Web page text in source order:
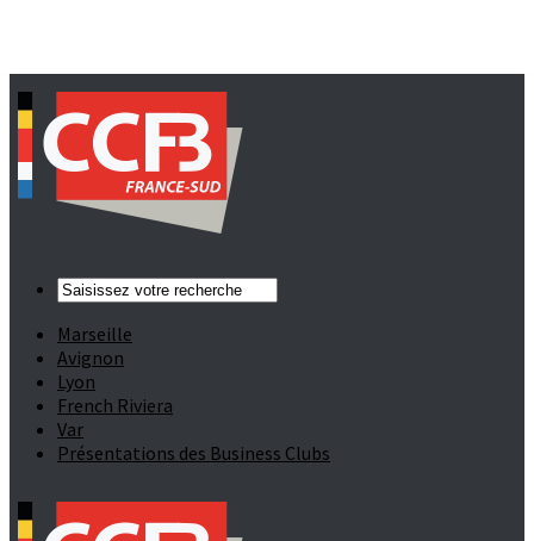
Marseille
Avignon
Lyon
French Riviera
Var
Présentations des Business Clubs